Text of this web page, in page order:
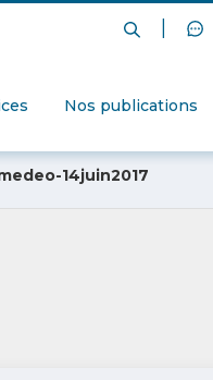
Nos publications
14juin2017